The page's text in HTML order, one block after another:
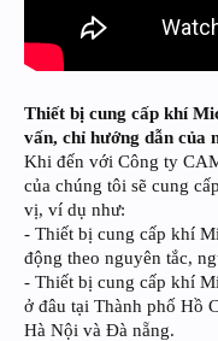
Thiết bị cung cấp khí
vấn, chỉ hướng dẫn của
Khi đến với Công ty
của chúng tôi sẽ cung
vị, ví dụ như:
- Thiết bị cung cấp khí
động theo nguyên tắc,
- Thiết bị cung cấp khí
ở đâu tại Thành phố Hồ
Hà Nội và Đà nẵng.